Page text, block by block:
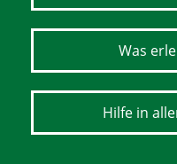
Was
Hilfe in